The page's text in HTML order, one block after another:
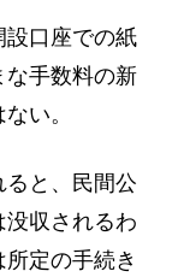
口座での紙
な手数料の新
い。
ると、民間公
収されるわ
定の手続き